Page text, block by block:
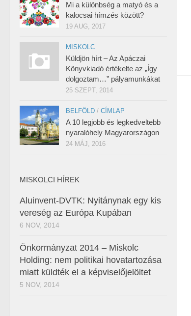
Mi a különbség a matyó és a
kalocsai hímzés között?
19 AUG, 2017
MISKOLC
Küldjön hírt – Az Apáczai
Könyvkiadó értékelte az „Így
dolgoztam…” pályamunkákat
25 SZEPT, 2014
BELFÖLD / CÍMLAP
A 10 legjobb és legkedveltebb
nyaralóhely Magyarországon
24 MÁJ, 2016
MISKOLCI HÍREK
Aluinvent-DVTK: Nyitánynak egy kis
vereség az Európa Kupában
6 NOV, 2014
Önkormányzat 2014 – Miskolc
Holding: nem politikai hovatartozása
miatt küldték el a képviselőjelöltet
5 NOV, 2014